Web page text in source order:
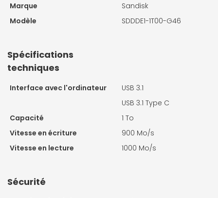
Marque
Sandisk
Modèle
SDDDE1-1T00-G46
Spécifications
techniques
Interface avec l'ordinateur
USB 3.1
USB 3.1 Type C
Capacité
1 To
Vitesse en écriture
900 Mo/s
Vitesse en lecture
1000 Mo/s
Sécurité